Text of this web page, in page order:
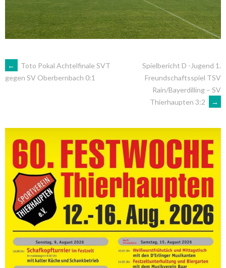
ARTIKEL-
←
Toto Pokal Achtelfinale SVT
gegen SV Oberbernbach 0:1
Spielbericht D -Jugend 1.
Freundschaftsspiel TSV
Rain/Bayerdilling – SV
Thierhaupten 3:2
→